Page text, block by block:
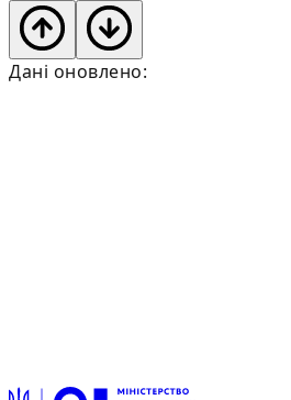
Дані оновлено: